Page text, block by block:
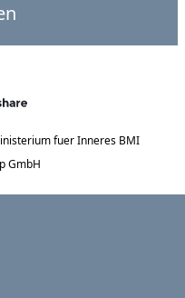
fuer Inneres BMI
GmbH